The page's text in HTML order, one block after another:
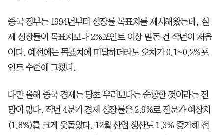
중국 정부는 1994년부터 성장률 목표치를 제시해왔는데, 실
제 성장률이 목표치보다 2%포인트 이상 밑돈 건 작년이 처음
이다. 예전에는 목표치에 미달하더라도 오차가 0.1~0.2%포
인트 수준에 그쳤다.
다만 올해 중국 경제는 당초 우려보다는 순항할 것이라는 전
망이 많다. 작년 4분기 경제 성장률은 2.9%로 전문가 예상치
(1.8%)를 크게 웃돌았다. 12월 산업 생산도 1.3% 증가해 전